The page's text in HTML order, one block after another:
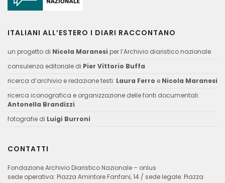
ITALIANI ALL’ESTERO I DIARI RACCONTANO
un progetto di Nicola Maranesi per l’Archivio diaristico nazionale
consulenza editoriale di Pier Vittorio Buffa
ricerca d’archivio e redazione testi: Laura Ferro e Nicola Maranesi
ricerca iconografica e organizzazione delle fonti documentali:
Antonella Brandizzi
fotografie di Luigi Burroni
CONTATTI
Fondazione Archivio Diaristico Nazionale – onlus
sede operativa: Piazza Amintore Fanfani, 14 / sede legale: Piazza